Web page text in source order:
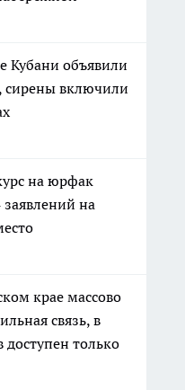
Кубани объявили
сирены включили
на юрфак
на
крае массово
связь, в
доступен только